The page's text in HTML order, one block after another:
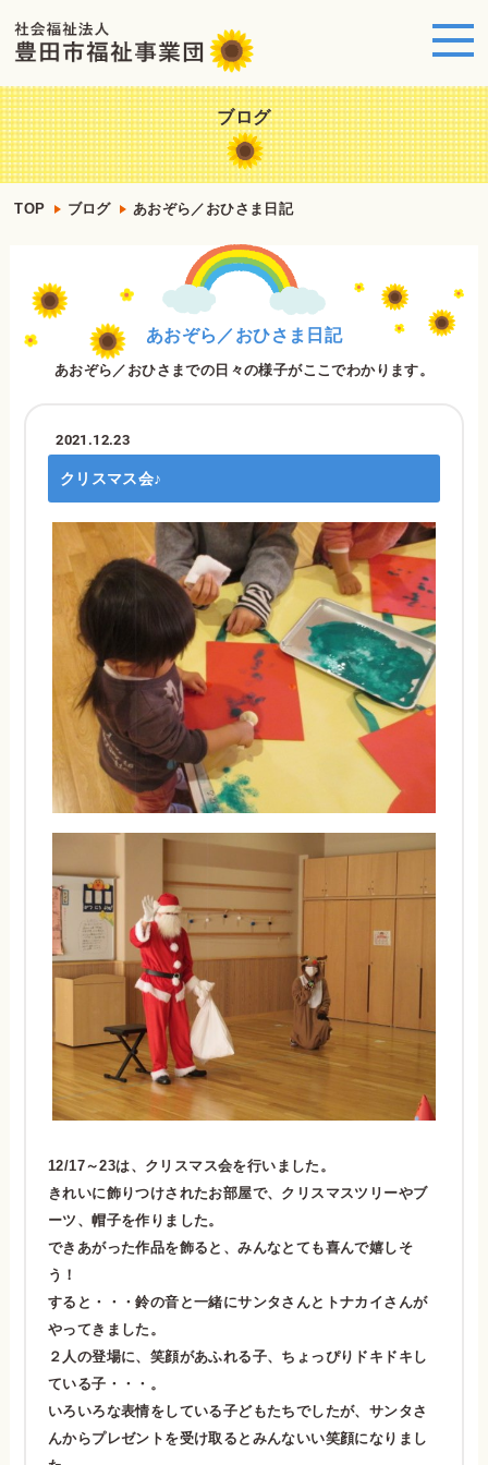
ブログ
TOP ブログ あおぞら／おひさま日記
あおぞら／おひさま日記
あおぞら／おひさまでの日々の様子がここでわかります。
2021.12.23
クリスマス会♪
12/17～23は、クリスマス会を行いました。
きれいに飾りつけされたお部屋で、クリスマスツリーやブ
ーツ、帽子を作りました。
できあがった作品を飾ると、みんなとても喜んで嬉しそ
う！
すると・・・鈴の音と一緒にサンタさんとトナカイさんが
やってきました。
２人の登場に、笑顔があふれる子、ちょっぴりドキドキし
ている子・・・。
いろいろな表情をしている子どもたちでしたが、サンタさ
んからプレゼントを受け取るとみんないい笑顔になりまし